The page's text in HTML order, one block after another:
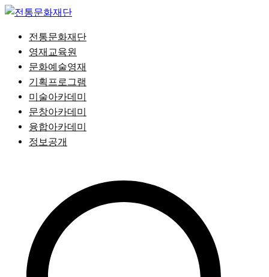
Skip
content
전통문화재단
전통문화재단 영재교육원 평생교육원
전통문화재단
영재교육원
문화예술영재
기획프로그램
미술아카데미
문창아카데미
융합아카데미
정보공개